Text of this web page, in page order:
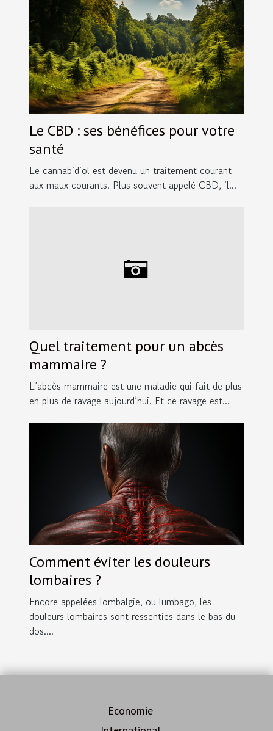
Le CBD : ses bénéfices pour votre
santé
Le cannabidiol est devenu un traitement courant
aux maux courants. Plus souvent appelé CBD, il...
Quel traitement pour un abcès
mammaire ?
L’abcès mammaire est une maladie qui fait de plus
en plus de ravage aujourd’hui. Et ce ravage est...
Comment éviter les douleurs
lombaires ?
Encore appelées lombalgie, ou lumbago, les
douleurs lombaires sont ressenties dans le bas du
dos....
Economie